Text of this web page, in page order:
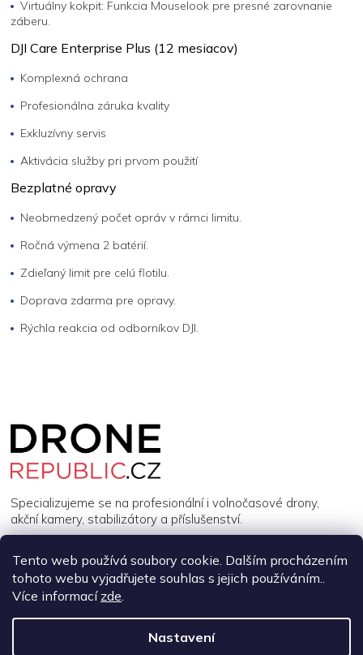
Tento web používá soubory cookie. Dalším procházením
tohoto webu vyjadřujete souhlas s jejich používáním..
Více informací zde.
Nastavení
Virtuálny kokpit: Funkcia Mouselook pre presné zarovnanie
záberu.
DJI Care Enterprise Plus (12 mesiacov)
Komplexná ochrana
Profesionálna záruka kvality
Exkluzívny servis
Aktivácia služby pri prvom použití
Bezplatné opravy
Neobmedzený počet opráv v rámci limitu.
Ročná výmena 2 batérií.
Zdieľaný limit pre celú flotilu.
Doprava zdarma pre opravy.
Rýchla reakcia od odborníkov DJI.
Specializujeme se na profesionální i volnočasové drony,
akční kamery, stabilizátory a příslušenství.
INFORMACE